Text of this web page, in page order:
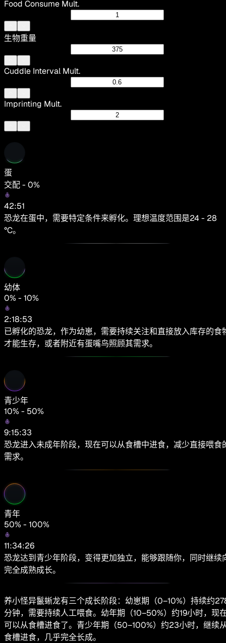
Food Consume Mult.
生物重量
Cuddle Interval Mult.
Imprinting Mult.
蛋
交配 - 0%
42:51
恐龙在蛋中，需要特定条件来孵化。理想温度范围是24 - 28
°C。
幼体
0% - 10%
2:18:53
已孵化的恐龙，作为幼崽，需要持续关注和直接放入库存的食
才能生存，或者附近有蛋嘴鸟照顾其需求。
青少年
10% - 50%
9:15:33
恐龙进入未成年阶段，现在可以从食槽中进食，减少直接喂食
需求。
青年
50% - 100%
11:34:26
恐龙达到青少年阶段，变得更加独立，能够跟随你，同时继续
完全成熟成长。
养小怪异鬣蜥龙有三个成长阶段：幼崽期（0–10%）持续约
分钟，需要持续人工喂食。幼年期（10–50%）约19小时，现
可以从食槽进食了。青少年期（50–100%）约23小时，继续
食槽进食，几乎完全长成。